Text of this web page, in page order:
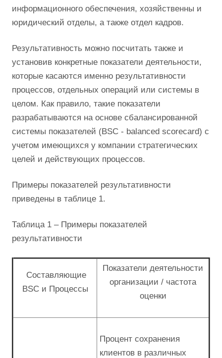
информационного обеспечения, хозяйственны и
юридический отделы, а также отдел кадров.
Результативность можно посчитать также и
установив конкретные показатели деятельности,
которые касаются именно результативности
процессов, отдельных операций или системы в
целом. Как правило, такие показатели
разрабатываются на основе сбалансированной
системы показателей (BSC - balanced scorecard) с
учетом имеющихся у компании стратегических
целей и действующих процессов.
Примеры показателей результативности
приведены в таблице 1.
Таблица 1 – Примеры показателей
результативности
Составляющие
BSC и Процессы
Показатели деятельности
организации / частота
оценки
Процент сохранения
клиентов в различных